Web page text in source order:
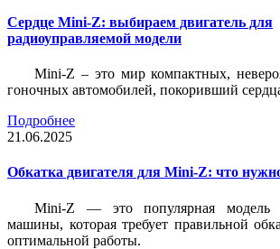
Сердце Mini-Z: выбираем двигатель для
радиоуправляемой модели
Mini-Z – это мир компактных,
гоночных автомобилей, покоривший
Подробнее
21.06.2025
Обкатка двигателя для Mini-Z: что
Mini-Z — это популярная модель
машины, которая требует правильной
оптимальной работы.